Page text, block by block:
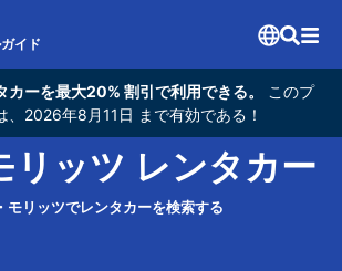
イド
カーを最大20% 割引で利用できる。
このプ
、2026年8月11日 まで有効である！
リッツ レンタカー
モリッツでレンタカーを検索する